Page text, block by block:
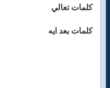
كلمات تعالي
كلمات بعد ايه